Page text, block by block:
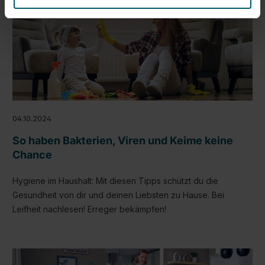
04.10.2024
So haben Bakterien, Viren und Keime keine
Chance
Hygiene im Haushalt: Mit diesen Tipps schützt du die
Gesundheit von dir und deinen Liebsten zu Hause. Bei
Leifheit nachlesen! Erreger bekämpfen!